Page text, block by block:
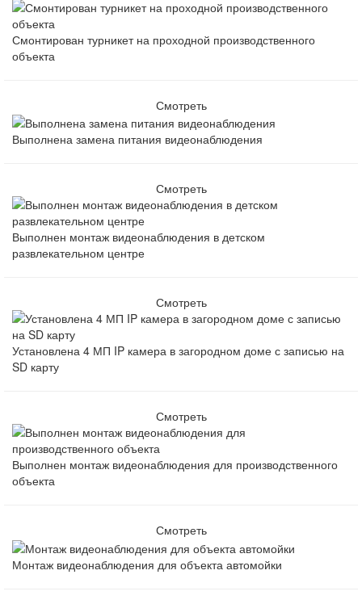
Смонтирован турникет на проходной производственного
объекта
Смотреть
Выполнена замена питания видеонаблюдения
Смотреть
Выполнен монтаж видеонаблюдения в детском
развлекательном центре
Смотреть
Установлена 4 МП IP камера в загородном доме с записью на
SD карту
Смотреть
Выполнен монтаж видеонаблюдения для производственного
объекта
Смотреть
Монтаж видеонаблюдения для объекта автомойки